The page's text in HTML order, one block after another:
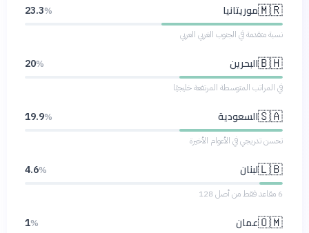
🇲🇷موريتانيا 23.3%
نسبة متقدمة في الجنوب الغربي العربي
🇧🇭البحرين 20%
في المراتب المتوسطة المرتفعة خليجيًا
🇸🇦السعودية 19.9%
تحسن تدريجي في الأعوام الأخيرة
🇱🇧لبنان 4.6%
6 مقاعد فقط من أصل 128
🇴🇲عمان 1%